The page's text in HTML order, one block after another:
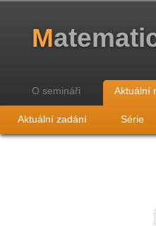
M
O semináři Aktuální
Aktuální zadání Série